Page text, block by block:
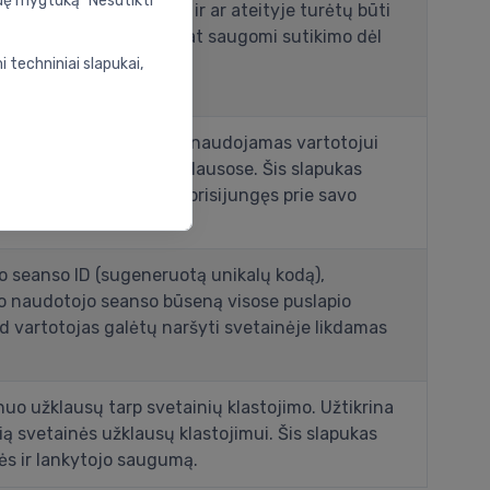
naudojimo sąlygomis ir ar ateityje turėtų būti
Šiame slapuke taip pat saugomi sutikimo dėl
unikalų kodą), naudojamas vartotojui
visose puslapio užklausose. Šis slapukas
svetainėje likdamas prisijungęs prie savo
ID (sugeneruotą unikalų kodą),
seanso būseną visose puslapio
vartotojas galėtų naršyti svetainėje likdamas
užklausų tarp svetainių klastojimo. Užtikrina
svetainės užklausų klastojimui. Šis slapukas
ir lankytojo saugumą.
techniniai slapukai,